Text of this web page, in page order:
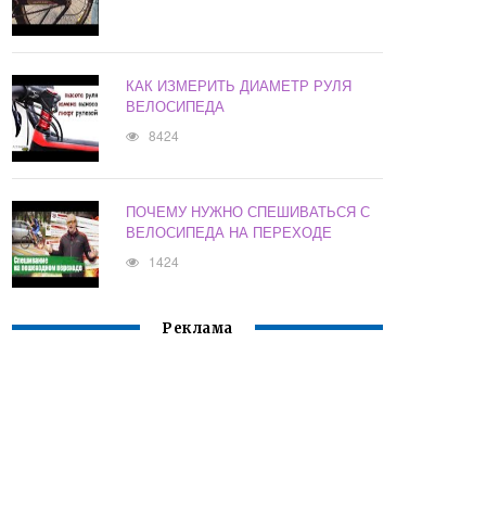
КАК ИЗМЕРИТЬ ДИАМЕТР РУЛЯ
ВЕЛОСИПЕДА
8424
ПОЧЕМУ НУЖНО СПЕШИВАТЬСЯ С
ВЕЛОСИПЕДА НА ПЕРЕХОДЕ
1424
Реклама